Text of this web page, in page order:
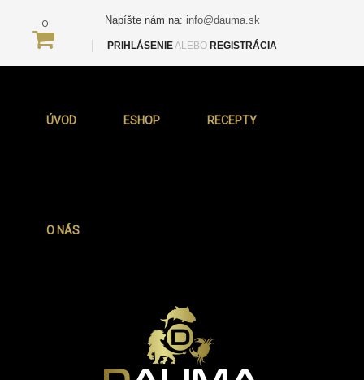
Napíšte nám na: info@dauma.sk
PRIHLÁSENIEALEBO REGISTRÁCIA
ÚVOD ESHOP RECEPTY
O NÁS
0